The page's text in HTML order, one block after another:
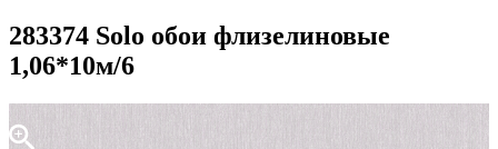
283374 Solo обои флизелиновые
1,06*10м/6